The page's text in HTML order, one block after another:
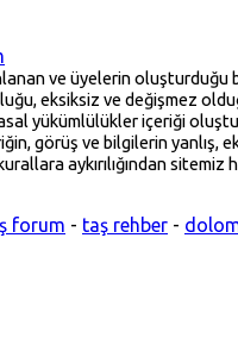
ve üyelerin oluşturduğu
eksiksiz ve değişmez
yükümlülükler içeriği
görüş ve bilgilerin yanlış,
aykırılığından sitemiz
forum - taş rehber -